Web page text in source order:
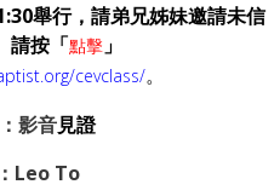
舉行，請弟兄姊妹邀請未信
請按「點擊 」
cevclass/。
影音見證
Leo To